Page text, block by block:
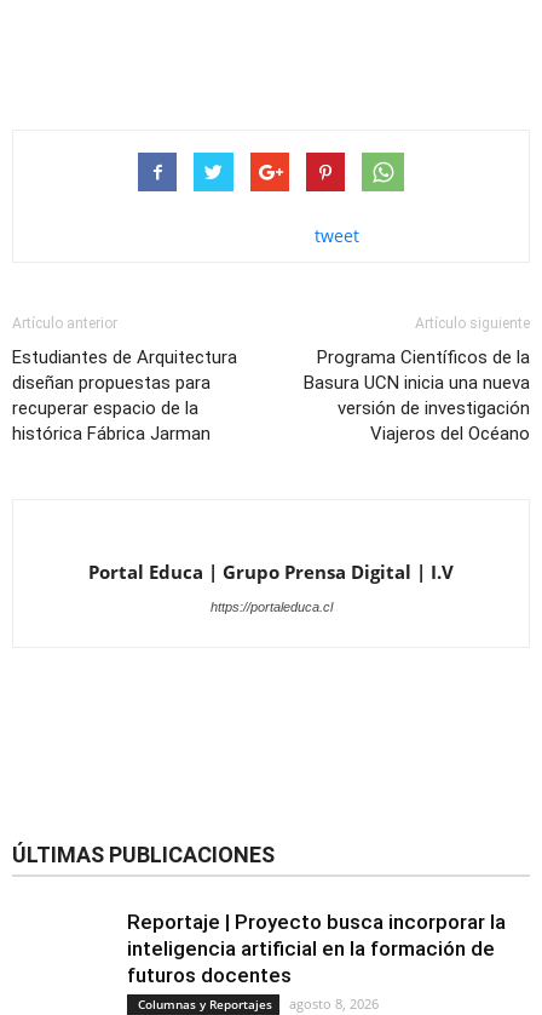
tweet
Artículo anterior
Estudiantes de Arquitectura
diseñan propuestas para
recuperar espacio de la
histórica Fábrica Jarman
Artículo siguiente
Programa Científicos de la
Basura UCN inicia una nueva
versión de investigación
Viajeros del Océano
Portal Educa | Grupo Prensa Digital | I.V
https://portaleduca.cl
ÚLTIMAS PUBLICACIONES
Reportaje | Proyecto busca incorporar la
inteligencia artificial en la formación de
futuros docentes
Columnas y Reportajes agosto 8, 2026